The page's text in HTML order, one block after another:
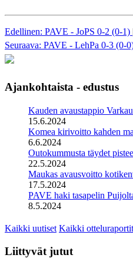
Edellinen: PAVE - JoPS 0-2 (0-1)
Seuraava: PAVE - LehPa 0-3 (0-
Ajankohtaista - edustus
Kauden avaustappio
15.6.2024
Komea kirivoitto kahden
6.6.2024
Outokummusta täydet
22.5.2024
Maukas avausvoitto
17.5.2024
PAVE haki tasapelin
8.5.2024
Kaikki uutiset Kaikki otteluraportit
Liittyvät jutut